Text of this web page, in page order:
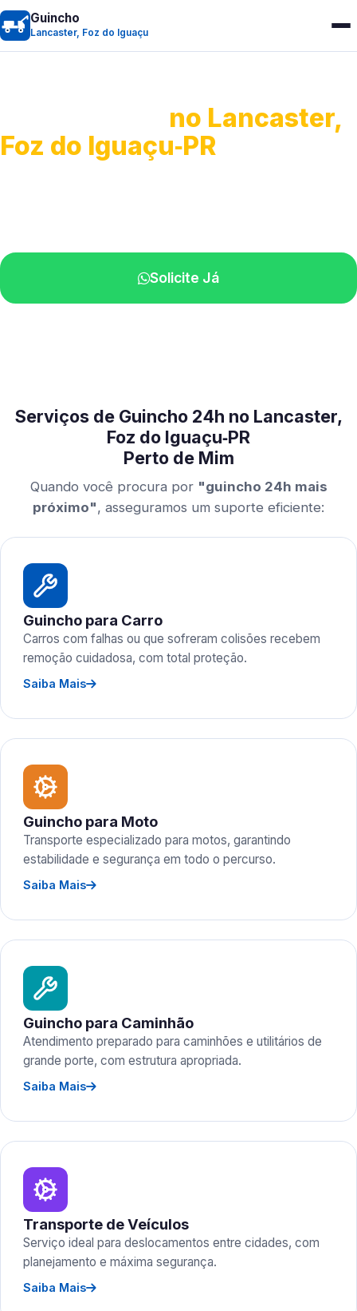
Guincho
Lancaster, Foz do Iguaçu
no Lancaster,
Foz do Iguaçu‑PR
Solicite Já
Serviços de Guincho 24h no Lancaster,
Foz do Iguaçu‑PR
Perto de Mim
Quando você procura por "guincho 24h mais
próximo", asseguramos um suporte eficiente:
Guincho para Carro
Carros com falhas ou que sofreram colisões recebem
remoção cuidadosa, com total proteção.
Saiba Mais
Guincho para Moto
Transporte especializado para motos, garantindo
estabilidade e segurança em todo o percurso.
Saiba Mais
Guincho para Caminhão
Atendimento preparado para caminhões e utilitários de
grande porte, com estrutura apropriada.
Saiba Mais
Transporte de Veículos
Serviço ideal para deslocamentos entre cidades, com
planejamento e máxima segurança.
Saiba Mais